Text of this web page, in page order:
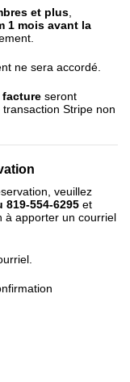
et plus
1 mois avant la
ne sera accordé.
facture seront
Stripe non
veuillez
819-554-6295 et
à apporter un courriel